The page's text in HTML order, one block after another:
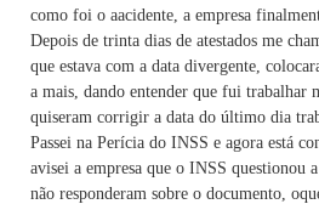
como foi o aacidente, a empresa
Depois de trinta dias de atestados me
que estava com a data divergente,
a mais, dando entender que fui trabalhar
quiseram corrigir a data do último dia
Passei na Perícia do INSS e agora está
avisei a empresa que o INSS questionou
não responderam sobre o documento,